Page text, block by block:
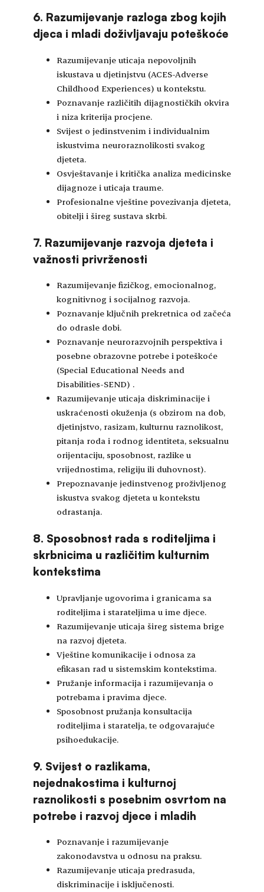
6. Razumijevanje razloga zbog kojih
djeca i mladi doživljavaju poteškoće
Razumijevanje uticaja nepovoljnih
iskustava u djetinjstvu (ACES-Adverse
Childhood Experiences) u kontekstu.
Poznavanje različitih dijagnostičkih okvira
i niza kriterija procjene.
Svijest o jedinstvenim i individualnim
iskustvima neuroraznolikosti svakog
djeteta.
Osvještavanje i kritička analiza medicinske
dijagnoze i uticaja traume.
Profesionalne vještine povezivanja djeteta,
obitelji i šireg sustava skrbi.
7. Razumijevanje razvoja djeteta i
važnosti privrženosti
Razumijevanje fizičkog, emocionalnog,
kognitivnog i socijalnog razvoja.
Poznavanje ključnih prekretnica od začeća
do odrasle dobi.
Poznavanje neurorazvojnih perspektiva i
posebne obrazovne potrebe i poteškoće
(Special Educational Needs and
Disabilities-SEND) .
Razumijevanje uticaja diskriminacije i
uskraćenosti okuženja (s obzirom na dob,
djetinjstvo, rasizam, kulturnu raznolikost,
pitanja roda i rodnog identiteta, seksualnu
orijentaciju, sposobnost, razlike u
vrijednostima, religiju ili duhovnost).
Prepoznavanje jedinstvenog proživljenog
iskustva svakog djeteta u kontekstu
odrastanja.
8. Sposobnost rada s roditeljima i
skrbnicima u različitim kulturnim
kontekstima
Upravljanje ugovorima i granicama sa
roditeljima i starateljima u ime djece.
Razumijevanje uticaja šireg sistema brige
na razvoj djeteta.
Vještine komunikacije i odnosa za
efikasan rad u sistemskim kontekstima.
Pružanje informacija i razumijevanja o
potrebama i pravima djece.
Sposobnost pružanja konsultacija
roditeljima i staratelja, te odgovarajuće
psihoedukacije.
9. Svijest o razlikama,
nejednakostima i kulturnoj
raznolikosti s posebnim osvrtom na
potrebe i razvoj djece i mladih
Poznavanje i razumijevanje
zakonodavstva u odnosu na praksu.
Razumijevanje uticaja predrasuda,
diskriminacije i isključenosti.